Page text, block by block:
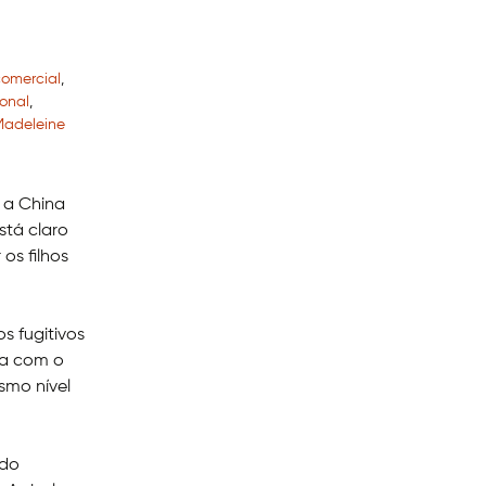
,
,
China
claro
filhos
fugitivos
com o
nível